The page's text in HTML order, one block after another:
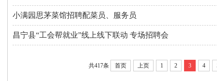
小满园思茅菜馆招聘配菜员、服务员
昌宁县“工会帮就业”线上线下联动 专场招聘会
共417条 首页 上页 1 2 3 4